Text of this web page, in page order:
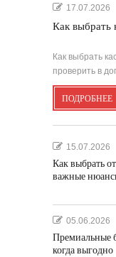
17.07.2026
Как выбрать
Как выбрать
проверить в
ПОДРОБНЕЕ
15.07.2026
Как выбрать
важные
05.06.2026
Премиальные
когда выгодно